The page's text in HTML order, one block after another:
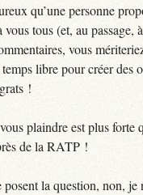
qu’une personne
tous (et, au passage,
vous
libre pour créer des
!
plaindre est plus forte
de la RATP !
la question, non, je